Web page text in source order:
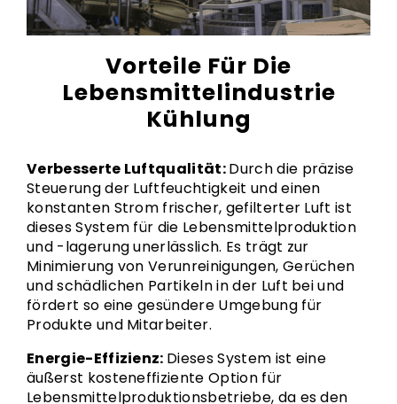
Vorteile Für Die
Lebensmittelindustrie
Kühlung
Verbesserte Luftqualität:Durch die präzise
Steuerung der Luftfeuchtigkeit und einen
konstanten Strom frischer, gefilterter Luft ist
dieses System für die Lebensmittelproduktion
und -lagerung unerlässlich. Es trägt zur
Minimierung von Verunreinigungen, Gerüchen
und schädlichen Partikeln in der Luft bei und
fördert so eine gesündere Umgebung für
Produkte und Mitarbeiter.
Energie-Effizienz: Dieses System ist eine
äußerst kosteneffiziente Option für
Lebensmittelproduktionsbetriebe, da es den